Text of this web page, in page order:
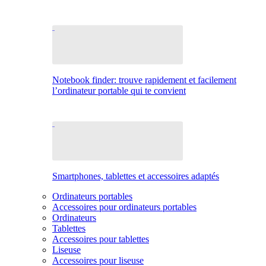
Notebook finder: trouve rapidement et facilement
l’ordinateur portable qui te convient
Smartphones, tablettes et accessoires adaptés
Ordinateurs portables
Accessoires pour ordinateurs portables
Ordinateurs
Tablettes
Accessoires pour tablettes
Liseuse
Accessoires pour liseuse